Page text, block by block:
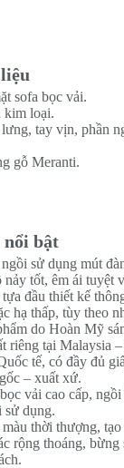
sofa bọc vải.
kim loại.
tay vịn, phần
gỗ Meranti.
bật
sử dụng mút
nảy tốt, êm ái tuyệt
tựa đầu thiết kế
hạ thấp, tùy theo
do Hoàn Mỹ
riêng tại Malaysia
tế, có đầy đủ
– xuất xứ.
vải cao cấp,
sử dụng.
thời thượng,
rộng thoáng, bừng